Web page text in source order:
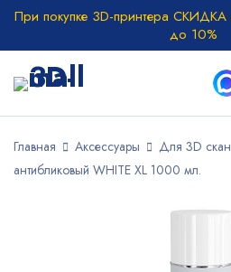
При покупке 3D-принтера СКИДКА
до 10%
Главная Аксессуары Для 3D
антибликовый WHITE XL 1000 мл.